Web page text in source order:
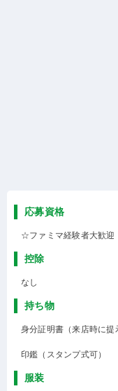
応募資格
☆ファミマ経験者大歓迎
控除
なし
持ち物
身分証明書（来店時に提
印鑑（スタンプ式可）
服装